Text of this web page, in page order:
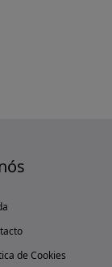
de Cookies